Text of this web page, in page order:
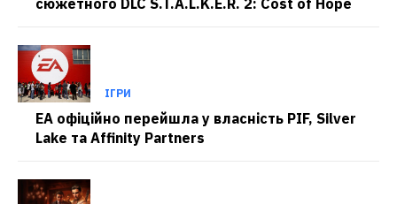
ІГРИ
EA офіційно перейшла у власність PIF, Silver
Lake та Affinity Partners